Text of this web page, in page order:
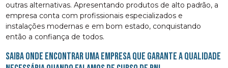
outras alternativas. Apresentando produtos de alto padrão, a
empresa conta com profissionais especializados e
instalações modernas e em bom estado, conquistando
então a confiança de todos.
Saiba onde encontrar uma empresa que garante a qualidade